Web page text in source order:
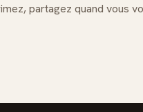
partagez quand vous